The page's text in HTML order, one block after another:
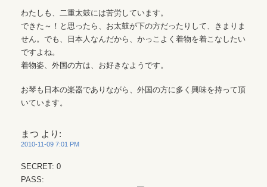
わたしも、二重太鼓には苦労しています。
できた～！と思ったら、お太鼓が下の方だったりして、きまりま
せん。でも、日本人なんだから、かっこよく着物を着こなしたい
ですよね。
着物姿、外国の方は、お好きなようです。
お琴も日本の楽器でありながら、外国の方に多く興味を持って頂
いています。
まつ より:
2010-11-09 7:01 PM
SECRET: 0
PASS: